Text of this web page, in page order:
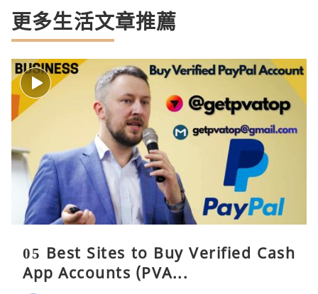
更多生活文章推薦
05 Best Sites to Buy Verified Cash
App Accounts (PVA...